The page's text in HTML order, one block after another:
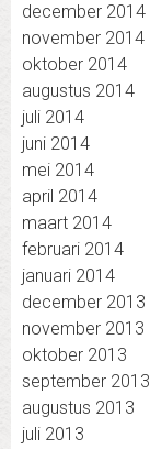
december 2014
november 2014
oktober 2014
augustus 2014
juli 2014
juni 2014
mei 2014
april 2014
maart 2014
februari 2014
januari 2014
december 2013
november 2013
oktober 2013
september 2013
augustus 2013
juli 2013